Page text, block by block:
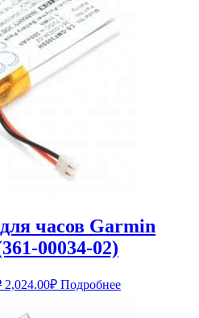
часов Garmin
00034-02)
Первоначальная
составляла
2,024.00₽Текущая
цена:
Подробнее